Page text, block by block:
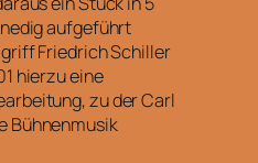
aufgeführt
Friedrich Schiller
hierzu eine
zu der Carl
Bühnenmusik